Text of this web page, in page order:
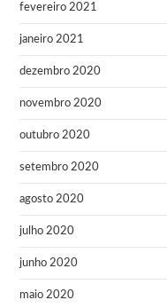
fevereiro 2021
janeiro 2021
dezembro 2020
novembro 2020
outubro 2020
setembro 2020
agosto 2020
julho 2020
junho 2020
maio 2020